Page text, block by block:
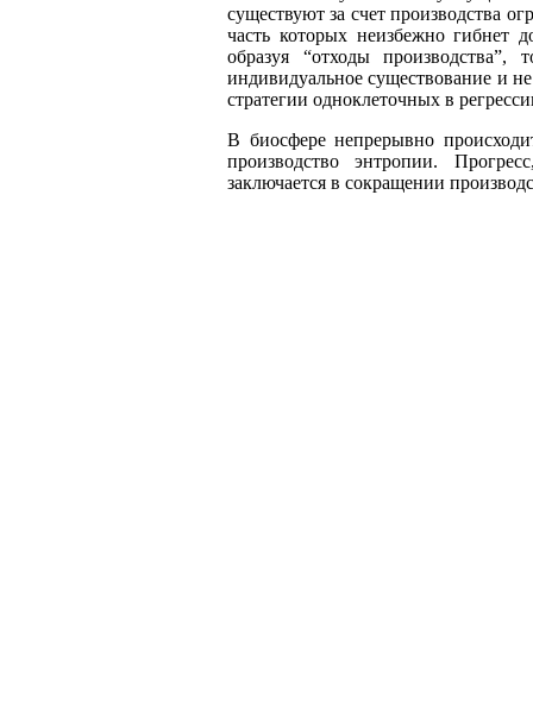
существуют за счет производства
часть которых неизбежно гибнет
образуя “отходы производства”,
индивидуальное существование и
стратегии одноклеточных в
В биосфере непрерывно
производство энтропии.
заключается в сокращении